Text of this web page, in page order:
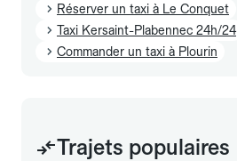
Réserver un taxi à Le Conquet
Taxi Kersaint-Plabennec 24h/24
Commander un taxi à Plourin
Trajets populaires